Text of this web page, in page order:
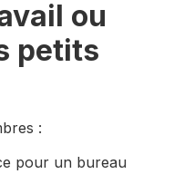
ou
petits
:
pour un bureau